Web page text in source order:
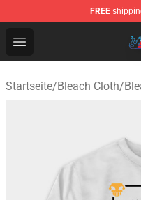
FREE
Open menu
Bleach Store -
Startseite/Bleach Cloth/